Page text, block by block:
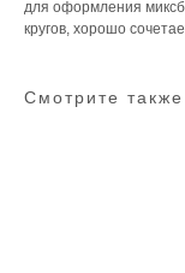
для оформления
кругов, хорошо
Смотрите также